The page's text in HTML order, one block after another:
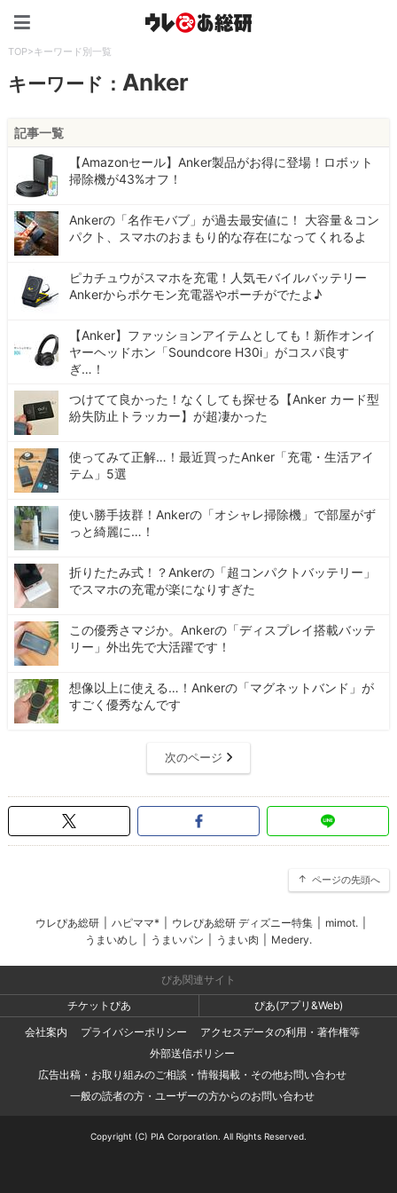
TOP>キーワード別一覧
キーワード：Anker
記事一覧
【Amazonセール】Anker製品がお得に登場！ロボット
掃除機が43%オフ！
Ankerの「名作モバブ」が過去最安値に！ 大容量＆コン
パクト、スマホのおまもり的な存在になってくれるよ
ピカチュウがスマホを充電！人気モバイルバッテリー
Ankerからポケモン充電器やポーチがでたよ♪
【Anker】ファッションアイテムとしても！新作オンイ
ヤーヘッドホン「Soundcore H30i」がコスパ良す
ぎ…！
つけてて良かった！なくしても探せる【Anker カード型
紛失防止トラッカー】が超凄かった
使ってみて正解…！最近買ったAnker「充電・生活アイ
テム」5選
使い勝手抜群！Ankerの「オシャレ掃除機」で部屋がず
っと綺麗に…！
折りたたみ式！？Ankerの「超コンパクトバッテリー」
でスマホの充電が楽になりすぎた
この優秀さマジか。Ankerの「ディスプレイ搭載バッテ
リー」外出先で大活躍です！
想像以上に使える…！Ankerの「マグネットバンド」が
すごく優秀なんです
次のページ
ページの先頭へ
ウレぴあ総研 ハピママ* ウレぴあ総研 ディズニー特集 mimot.
うまいめし
うまいパン うまい肉 Medery.
ぴあ関連サイト
チケットぴあ
ぴあ(アプリ&Web)
会社案内
プライバシーポリシー
アクセスデータの利用・著作権等
外部送信ポリシー
広告出稿・お取り組みのご相談・情報掲載・その他お問い合わせ
一般の読者の方・ユーザーの方からのお問い合わせ
Copyright (C) PIA Corporation. All Rights Reserved.